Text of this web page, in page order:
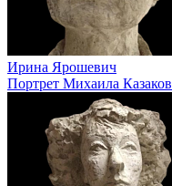
Ирина Ярошевич
Портрет Михаила